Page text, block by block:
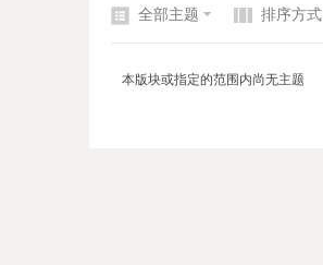
全部主题 排序方式
本版块或指定的范围内尚无主题